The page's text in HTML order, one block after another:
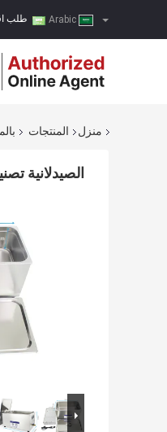
طلب
منزل المنتجات
الصيدلانية